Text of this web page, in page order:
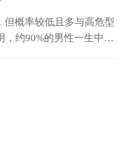
但概率较低且多与高危型
约90%的男性一生中会